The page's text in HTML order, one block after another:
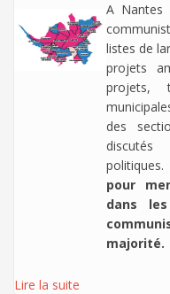
A Nantes
listes de
projets
projets,
des
discutés
politiques.
pour
dans
majorité.
Lire la suite